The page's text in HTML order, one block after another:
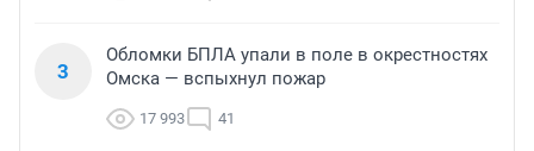
3
Обломки БПЛА упали в поле в окрестностях
Омска — вспыхнул пожар
17 993 41